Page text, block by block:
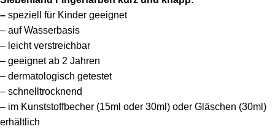
– speziell für Kinder geeignet
– auf Wasserbasis
– leicht verstreichbar
– geeignet ab 2 Jahren
– dermatologisch getestet
– schnelltrocknend
– im Kunststoffbecher (15ml oder 30ml) oder Gläschen (30ml)
erhältlich